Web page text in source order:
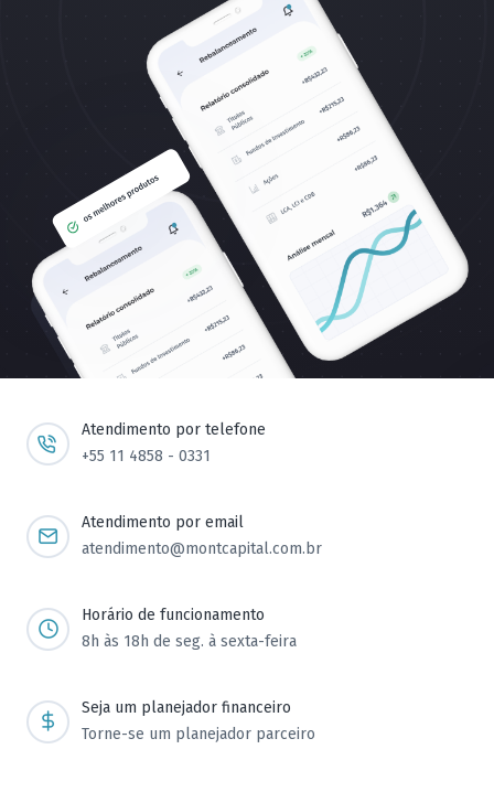
Atendimento por telefone
+55 11 4858 - 0331
Atendimento por email
atendimento@montcapital.com.br
Horário de funcionamento
8h às 18h de seg. à sexta-feira
Seja um planejador financeiro
Torne-se um planejador parceiro